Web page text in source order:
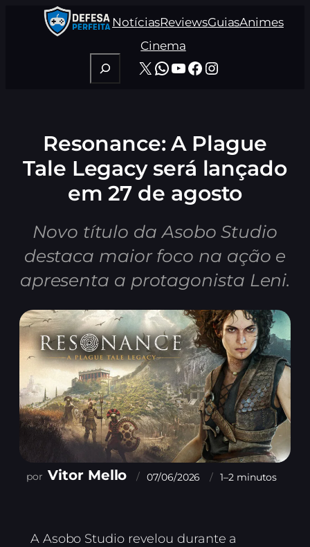
NotíciasReviewsGuiasAnimes
Cinema
Pesquisar
X WhatsApp
Youtube
Facebook
Instagram
Resonance: A Plague
Tale Legacy será lançado
em 27 de agosto
Novo título da Asobo Studio
destaca maior foco na ação e
apresenta a protagonista Leni.
Vitor Mello 07/06/2026 1–2 minutos
A Asobo Studio revelou durante a